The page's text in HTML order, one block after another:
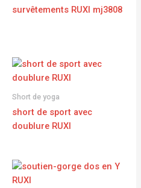
survêtements RUXI mj3808
Short de yoga
short de sport avec
doublure RUXI